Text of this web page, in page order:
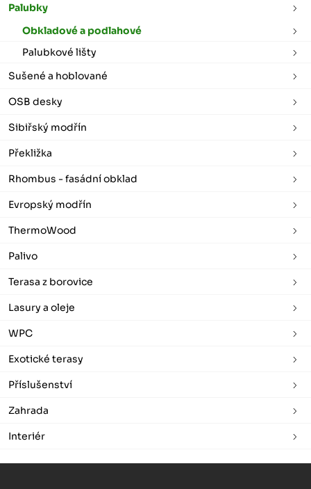
Palubky
Obkladové a podlahové
Palubkové lišty
Sušené a hoblované
OSB desky
Sibiřský modřín
Překližka
Rhombus - fasádní obklad
Evropský modřín
ThermoWood
Palivo
Terasa z borovice
Lasury a oleje
WPC
Exotické terasy
Příslušenství
Zahrada
Interiér